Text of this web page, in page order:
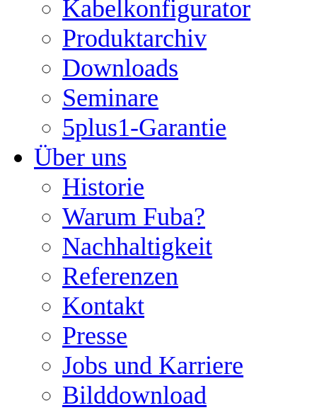
Kabelkonfigurator
Produktarchiv
Downloads
Seminare
5plus1-Garantie
Über uns
Historie
Warum Fuba?
Nachhaltigkeit
Referenzen
Kontakt
Presse
Jobs und Karriere
Bilddownload